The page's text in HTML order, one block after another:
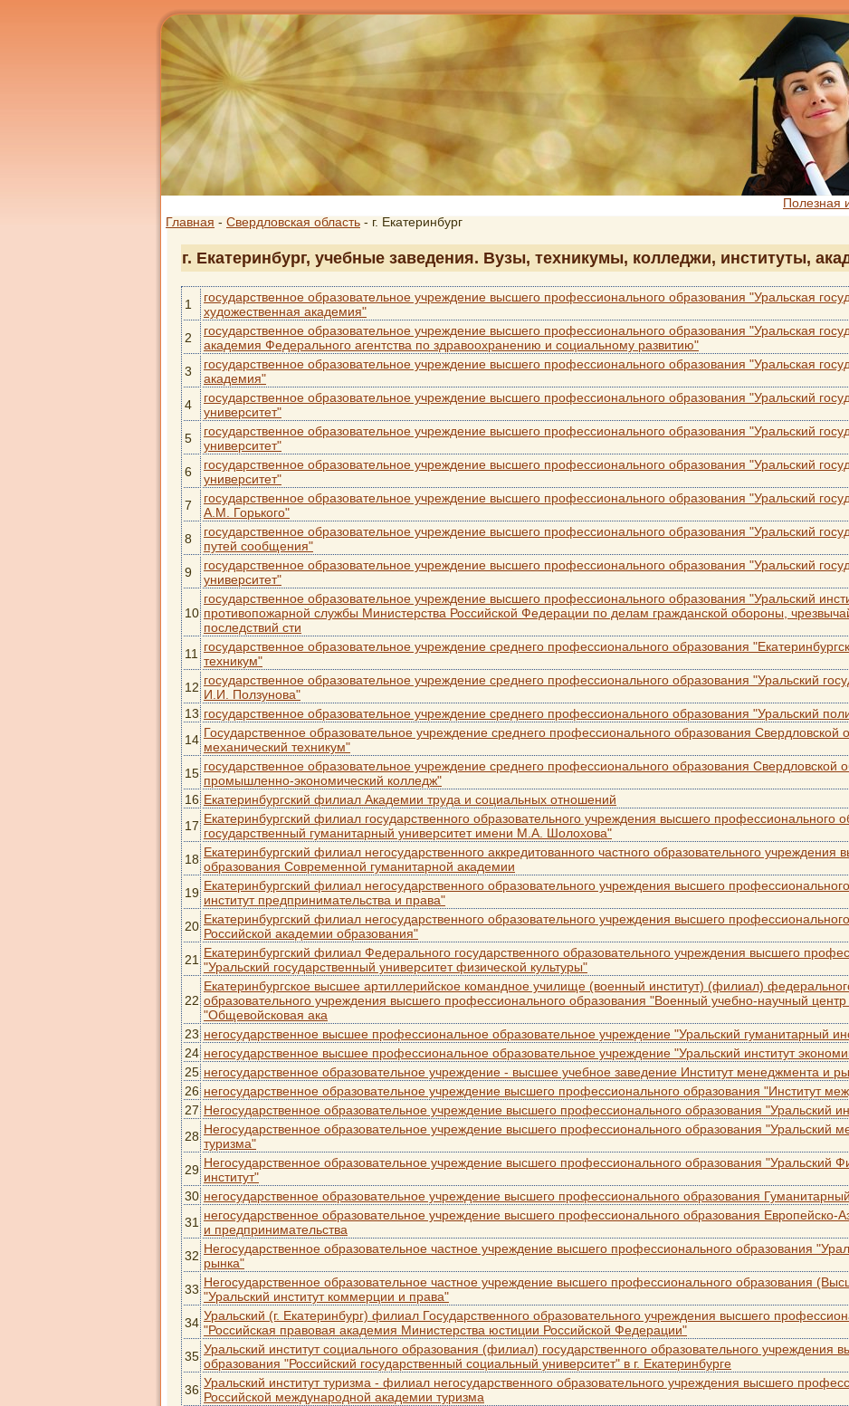
Полезная
Главная - Свердловская область - г. Екатеринбург
г. Екатеринбург, учебные заведения. Вузы, техникумы, колледжи, институты,
1
государственное образовательное учреждение высшего профессионального образования "Уральская
художественная академия"
2
государственное образовательное учреждение высшего профессионального образования "Уральская
академия Федерального агентства по здравоохранению и социальному развитию"
3
государственное образовательное учреждение высшего профессионального образования "Уральская
академия"
4
государственное образовательное учреждение высшего профессионального образования "Уральский
университет"
5
государственное образовательное учреждение высшего профессионального образования "Уральский
университет"
6
государственное образовательное учреждение высшего профессионального образования "Уральский
университет"
7
государственное образовательное учреждение высшего профессионального образования "Уральский
А.М. Горького"
8
государственное образовательное учреждение высшего профессионального образования "Уральский
путей сообщения"
9
государственное образовательное учреждение высшего профессионального образования "Уральский
университет"
10
государственное образовательное учреждение высшего профессионального образования "Уральский
противопожарной службы Министерства Российской Федерации по делам гражданской обороны,
последствий сти
11
государственное образовательное учреждение среднего профессионального образования
техникум"
12 государственное образовательное учреждение среднего профессионального образования "Уральский
И.И. Ползунова"
13 государственное образовательное учреждение среднего профессионального образования "Уральский
14 Государственное образовательное учреждение среднего профессионального образования Свердловской
механический техникум"
15 государственное образовательное учреждение среднего профессионального образования Свердловской
промышленно-экономический колледж"
16 Екатеринбургский филиал Академии труда и социальных отношений
17 Екатеринбургский филиал государственного образовательного учреждения высшего профессионального
государственный гуманитарный университет имени М.А. Шолохова"
18 Екатеринбургский филиал негосударственного аккредитованного частного образовательного
образования Современной гуманитарной академии
19 Екатеринбургский филиал негосударственного образовательного учреждения высшего
институт предпринимательства и права"
20 Екатеринбургский филиал негосударственного образовательного учреждения высшего
Российской академии образования"
21 Екатеринбургский филиал Федерального государственного образовательного учреждения высшего
"Уральский государственный университет физической культуры"
22
Екатеринбургское высшее артиллерийское командное училище (военный институт) (филиал)
образовательного учреждения высшего профессионального образования "Военный учебно-научный центр
"Общевойсковая ака
23 негосударственное высшее профессиональное образовательное учреждение "Уральский гуманитарный
24 негосударственное высшее профессиональное образовательное учреждение "Уральский институт
25 негосударственное образовательное учреждение - высшее учебное заведение Институт менеджмента и
26 негосударственное образовательное учреждение высшего профессионального образования "Институт
27 Негосударственное образовательное учреждение высшего профессионального образования "Уральский
28 Негосударственное образовательное учреждение высшего профессионального образования "Уральский
туризма"
29 Негосударственное образовательное учреждение высшего профессионального образования "Уральский
институт"
30 негосударственное образовательное учреждение высшего профессионального образования
31 негосударственное образовательное учреждение высшего профессионального образования Европейско-
и предпринимательства
32 Негосударственное образовательное частное учреждение высшего профессионального образования
рынка"
33 Негосударственное образовательное частное учреждение высшего профессионального образования
"Уральский институт коммерции и права"
34 Уральский (г. Екатеринбург) филиал Государственного образовательного учреждения высшего
"Российская правовая академия Министерства юстиции Российской Федерации"
35 Уральский институт социального образования (филиал) государственного образовательного учреждения
образования "Российский государственный социальный университет" в г. Екатеринбурге
36 Уральский институт туризма - филиал негосударственного образовательного учреждения высшего
Российской международной академии туризма